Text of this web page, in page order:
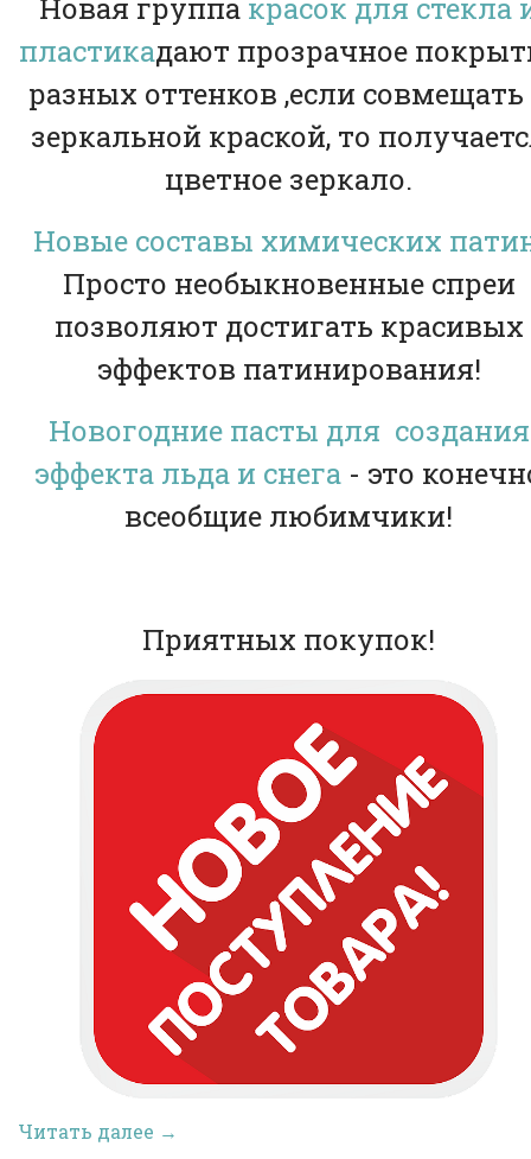
Новая группа красок для стекла
пластикадают прозрачное
разных оттенков ,если совмещать
зеркальной краской, то
цветное зеркало.
Новые составы химических
Просто необыкновенные спреи
позволяют достигать красивых
эффектов патинирования!
Новогодние пасты для создания
эффекта льда и снега - это
всеобщие любимчики!
Приятных покупок!
Читать далее →